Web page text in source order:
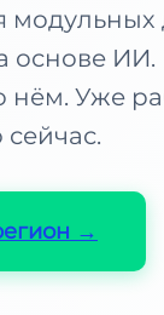
модульных
основе ИИ.
нём. Уже
→